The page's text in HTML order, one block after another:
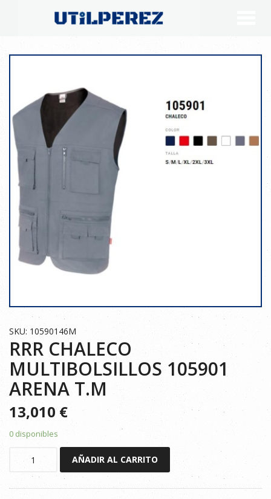
SKU: 10590146M
RRR CHALECO
MULTIBOLSILLOS 105901
ARENA T.M
13,010€
0 disponibles
MULTIBOLSILLOS
AÑADIR AL CARRITO